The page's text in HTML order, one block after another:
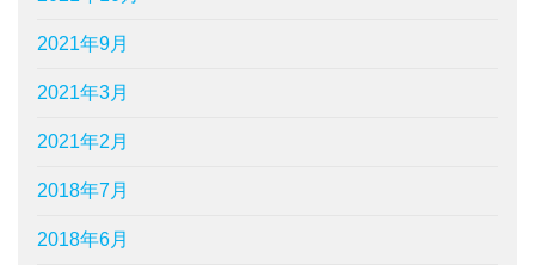
2021年9月
2021年3月
2021年2月
2018年7月
2018年6月